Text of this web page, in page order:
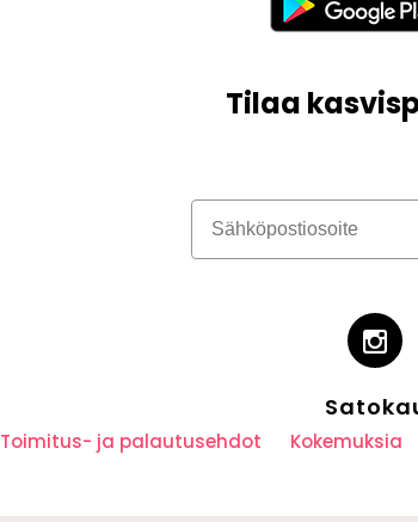
Tilaa
Toimitus- ja palautusehdot Kokemuksia